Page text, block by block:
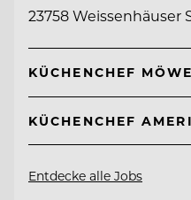
23758 Weissenhäuser
KÜCHENCHEF
KÜCHENCHEF
Entdecke alle Jobs